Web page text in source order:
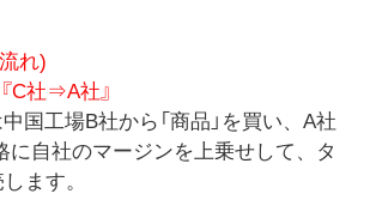
れ)
C社⇒A社』
国工場B社から「商品」を買い、A社
に自社のマージンを上乗せして、タ
ます。